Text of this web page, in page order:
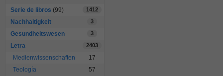
Serie de libros (99) 1412
Nachhaltigkeit 3
Gesundheitswesen 3
Letra 2403
Medienwissenschaften
17
Teología
57